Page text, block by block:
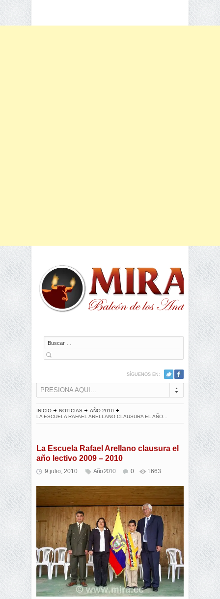
Buscar
SÍGUENOS EN:
PRESIONA AQUI...
INICIO NOTICIAS
AÑO 2010
LA ESCUELA RAFAEL ARELLANO CLAUSURA EL AÑO...
La Escuela Rafael Arellano clausura el
año lectivo 2009 – 2010
9 julio, 2010 Año 2010 0 1663